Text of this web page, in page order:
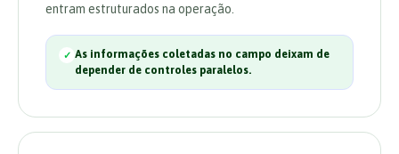
entram estruturados na operação.
As informações coletadas no campo deixam de
depender de controles paralelos.